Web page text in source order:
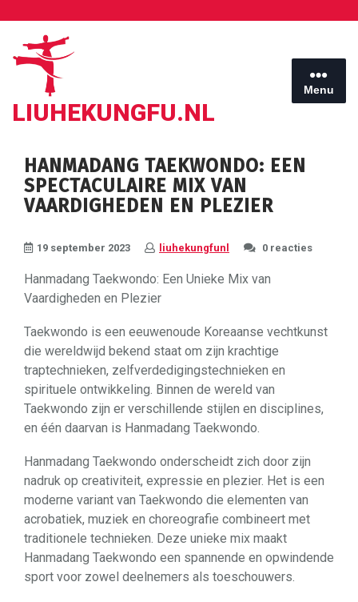
inhoud
LIUHEKUNGFU.NL
Menu
HANMADANG TAEKWONDO: EEN
SPECTACULAIRE MIX VAN
VAARDIGHEDEN EN PLEZIER
19 september 2023 liuhekungfunl 0 reacties
Hanmadang Taekwondo: Een Unieke Mix van
Vaardigheden en Plezier
Taekwondo is een eeuwenoude Koreaanse vechtkunst
die wereldwijd bekend staat om zijn krachtige
traptechnieken, zelfverdedigingstechnieken en
spirituele ontwikkeling. Binnen de wereld van
Taekwondo zijn er verschillende stijlen en disciplines,
en één daarvan is Hanmadang Taekwondo.
Hanmadang Taekwondo onderscheidt zich door zijn
nadruk op creativiteit, expressie en plezier. Het is een
moderne variant van Taekwondo die elementen van
acrobatiek, muziek en choreografie combineert met
traditionele technieken. Deze unieke mix maakt
Hanmadang Taekwondo een spannende en opwindende
sport voor zowel deelnemers als toeschouwers.